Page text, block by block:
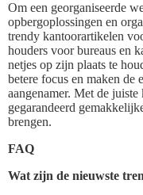
Om een georganiseerde
opbergoplossingen en
trendy kantoorartikelen
houders voor bureaus en
netjes op zijn plaats te
betere focus en maken de
aangenamer. Met de
gegarandeerd
brengen.
FAQ
Wat zijn de nieuwste